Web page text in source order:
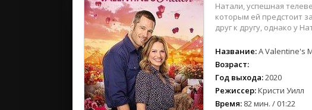
Натали, успешная
которым ей предстоит
друг к другу, однако у
Название:A Valentine's
Возраст:
Год выхода:2020
Режиссер:Кристи Уилл
Время: 82 мин. / 01:22